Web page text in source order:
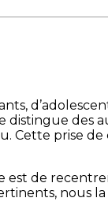
distingue des
Cette prise
est de
nous